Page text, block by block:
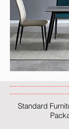
Standard